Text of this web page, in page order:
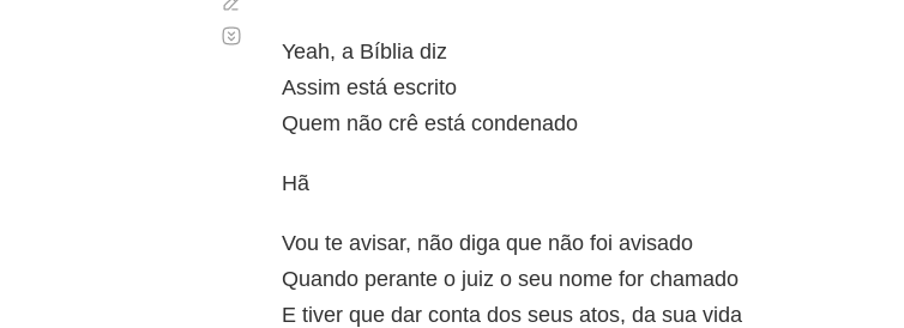
Yeah, a Bíblia diz
Assim está escrito
Quem não crê está condenado
Hã
Vou te avisar, não diga que não foi avisado
Quando perante o juiz o seu nome for chamado
E tiver que dar conta dos seus atos, da sua vida
automático